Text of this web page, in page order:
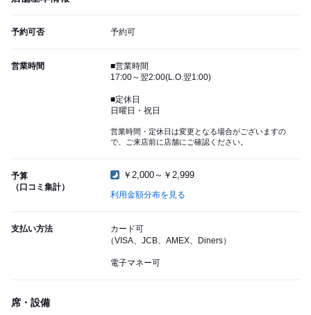
予約可否 予約可
営業時間
■営業時間
17:00～翌2:00(L.O.翌1:00)
■定休日
日曜日・祝日
営業時間・定休日は変更となる場合がございますの
で、ご来店前に店舗にご確認ください。
予算
（口コミ集計）
￥2,000～￥2,999
利用金額分布を見る
支払い方法
カード可
（VISA、JCB、AMEX、Diners）
電子マネー可
席・設備